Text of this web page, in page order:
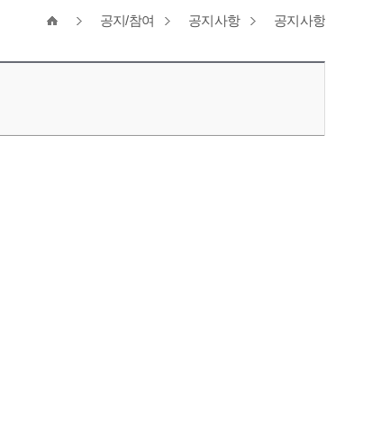
공지/참여 공지사항 공지사항